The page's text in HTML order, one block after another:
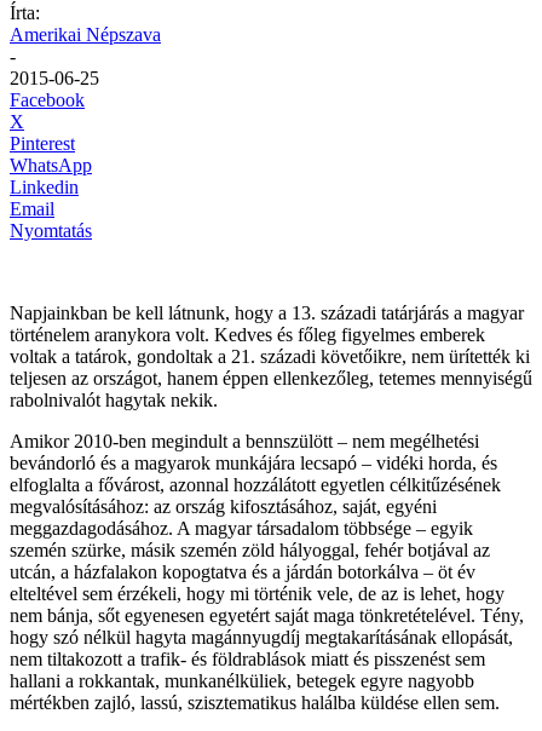
Írta:
Amerikai Népszava
-
2015-06-25
Facebook
X
Pinterest
WhatsApp
Linkedin
Email
Nyomtatás
Napjainkban be kell látnunk, hogy a 13. századi tatárjárás a magyar
történelem aranykora volt. Kedves és főleg figyelmes emberek
voltak a tatárok, gondoltak a 21. századi követőikre, nem ürítették ki
teljesen az országot, hanem éppen ellenkezőleg, tetemes mennyiségű
rabolnivalót hagytak nekik.
Amikor 2010-ben megindult a bennszülött – nem megélhetési
bevándorló és a magyarok munkájára lecsapó – vidéki horda, és
elfoglalta a fővárost, azonnal hozzálátott egyetlen célkitűzésének
megvalósításához: az ország kifosztásához, saját, egyéni
meggazdagodásához. A magyar társadalom többsége – egyik
szemén szürke, másik szemén zöld hályoggal, fehér botjával az
utcán, a házfalakon kopogtatva és a járdán botorkálva – öt év
elteltével sem érzékeli, hogy mi történik vele, de az is lehet, hogy
nem bánja, sőt egyenesen egyetért saját maga tönkretételével. Tény,
hogy szó nélkül hagyta magánnyugdíj megtakarításának ellopását,
nem tiltakozott a trafik- és földrablások miatt és pisszenést sem
hallani a rokkantak, munkanélküliek, betegek egyre nagyobb
mértékben zajló, lassú, szisztematikus halálba küldése ellen sem.